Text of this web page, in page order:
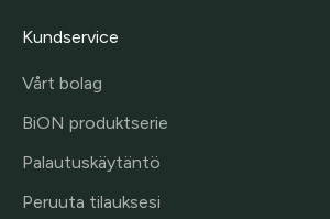
Kundservice
Vårt bolag
BiON produktserie
Palautuskäytäntö
Peruuta tilauksesi